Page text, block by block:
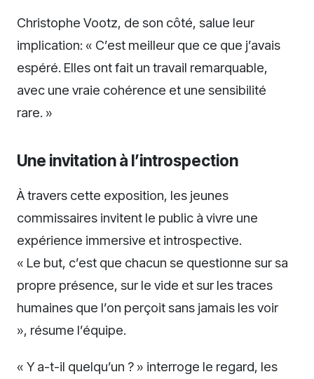
Christophe Vootz, de son côté, salue leur
implication: « C’est meilleur que ce que j’avais
espéré. Elles ont fait un travail remarquable,
avec une vraie cohérence et une sensibilité
rare. »
Une invitation à l’introspection
À travers cette exposition, les jeunes
commissaires invitent le public à vivre une
expérience immersive et introspective.
« Le but, c’est que chacun se questionne sur sa
propre présence, sur le vide et sur les traces
humaines que l’on perçoit sans jamais les voir
», résume l’équipe.
« Y a-t-il quelqu’un ? » interroge le regard, les